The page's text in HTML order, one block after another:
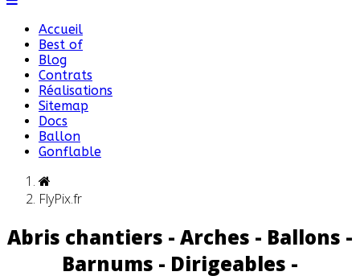
Accueil
Best of
Blog
Contrats
Réalisations
Sitemap
Docs
Ballon
Gonflable
FlyPix.fr
Abris chantiers - Arches - Ballons -
Barnums - Dirigeables -